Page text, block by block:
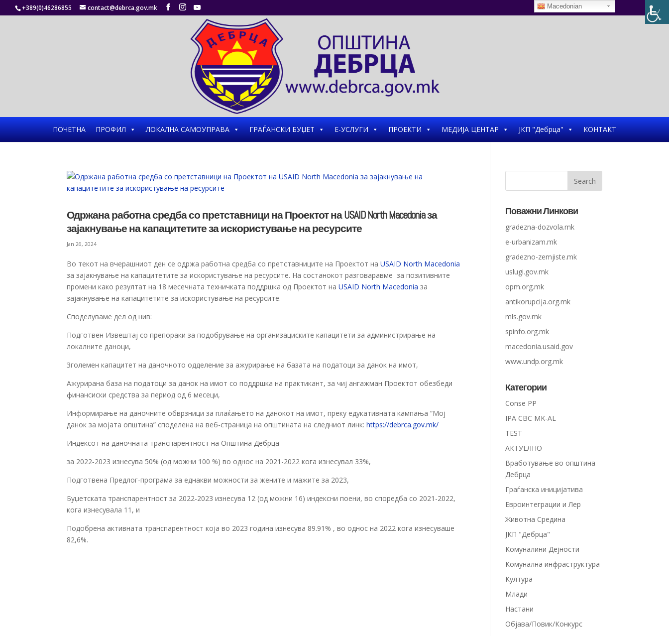
+389(0)46286855 contact@debrca.gov.mk
ПОЧЕТНА ПРОФИЛ ЛОКАЛНА САМОУПРАВА ГРАЃАНСКИ БУЏЕТ Е-УСЛУГИ ПРОЕКТИ МЕДИЈА ЦЕНТАР ЈКП "Дебрца" КОНТАКТ
Одржана работна средба со претставници на Проектот на USAID North Macedonia за
зајакнување на капацитетите за искористување на ресурсите
Jan 26, 2024
Во текот на вчерашниот ден се одржа работна средба со претставниците на Проектот наUSAID North Macedonia
за зајакнување на капацитетите за искористување на ресурсите. На состанокот разговаравме за позитивните
промени како резултат на 18 месечната техничката поддршка од Проектот наUSAID North Macedonia за
зајакнување на капацитетите за искористување на ресурсите.
Споделуваме дел од нив:
Подготвен Извештај со препораки за подобрување на организациските капацитети за администрирање на
локалните даноци,
Зголемен капацитет на даночното одделение за ажурирање на базата на податоци за данок на имот,
Ажурирана база на податоци за данок на имот со поддршка на практикант, за чиј ангажман Проектот обезбеди
финансиски средства за период од 6 месеци,
Информирање на даночните обврзници за плаќањето на данокот на имот, преку едукативната кампања “Мој
данок за мојата општина” споделена на веб-страница на општината на следниот линк:https://debrca.gov.mk/
Индексот на даночната транспарентност на Општина Дебрца
за 2022‐2023 изнесува 50% (од можни 100 %) во однос на 2021-2022 кога изнесувал 33%,
Подготвена Предлог-програма за еднакви можности за жените и мажите за 2023,
Буџетската транспарентност за 2022-2023 изнесува 12 (од можни 16) индексни поени, во споредба со 2021-2022,
кога изнесувала 11, и
Подобрена активната транспарентност која во 2023 година изнесува 89.91% , во однос на 2022 кога изнесуваше
82,6%.
Поважни Линкови
gradezna-dozvola.mk
e-urbanizam.mk
gradezno-zemjiste.mk
uslugi.gov.mk
opm.org.mk
antikorupcija.org.mk
mls.gov.mk
spinfo.org.mk
macedonia.usaid.gov
www.undp.org.mk
Категории
Conse PP
IPA CBC MK-AL
TEST
АКТУЕЛНО
Вработување во општина
Дебрца
Граѓанска иницијатива
Евроинтеграции и Лер
Животна Средина
ЈКП "Дебрца"
Комуналини Дејности
Комунална инфраструктура
Култура
Млади
Настани
Објава/Повик/Конкурс
Macedonian